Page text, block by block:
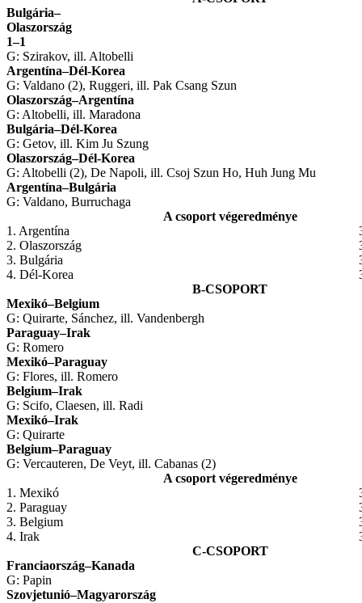
Bulgária–
1–1
G: Szirakov, ill. Altobelli
Argentína–Dél-Korea
G: Valdano (2), Ruggeri, ill. Pak Csang Szun
Olaszország–Argentína
G: Altobelli, ill. Maradona
Bulgária–Dél-Korea
G: Getov, ill. Kim Ju Szung
Olaszország–Dél-Korea
G: Altobelli (2), De Napoli, ill. Csoj Szun Ho, Huh Jung Mu
Argentína–Bulgária
G: Valdano, Burruchaga
A csoport végeredménye
1. Argentína
2. Olaszország
3. Bulgária
4. Dél-Korea
B-CSOPORT
Mexikó–Belgium
G: Quirarte, Sánchez, ill. Vandenbergh
Paraguay–Irak
G: Romero
Mexikó–Paraguay
G: Flores, ill. Romero
Belgium–Irak
G: Scifo, Claesen, ill. Radi
Mexikó–Irak
G: Quirarte
Belgium–Paraguay
G: Vercauteren, De Veyt, ill. Cabanas (2)
A csoport végeredménye
1. Mexikó
2. Paraguay
3. Belgium
4. Irak
C-CSOPORT
Franciaország–Kanada
G: Papin
Szovjetunió–Magyarország